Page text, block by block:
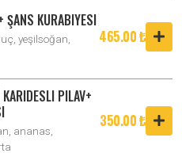
ŞANS KURABIYESI
yeşilsoğan,
465.00 ₺
PILAV+
ananas,
350.00 ₺